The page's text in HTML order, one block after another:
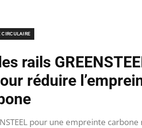
CIRCULAIRE
rails
réduire
pour une empreinte